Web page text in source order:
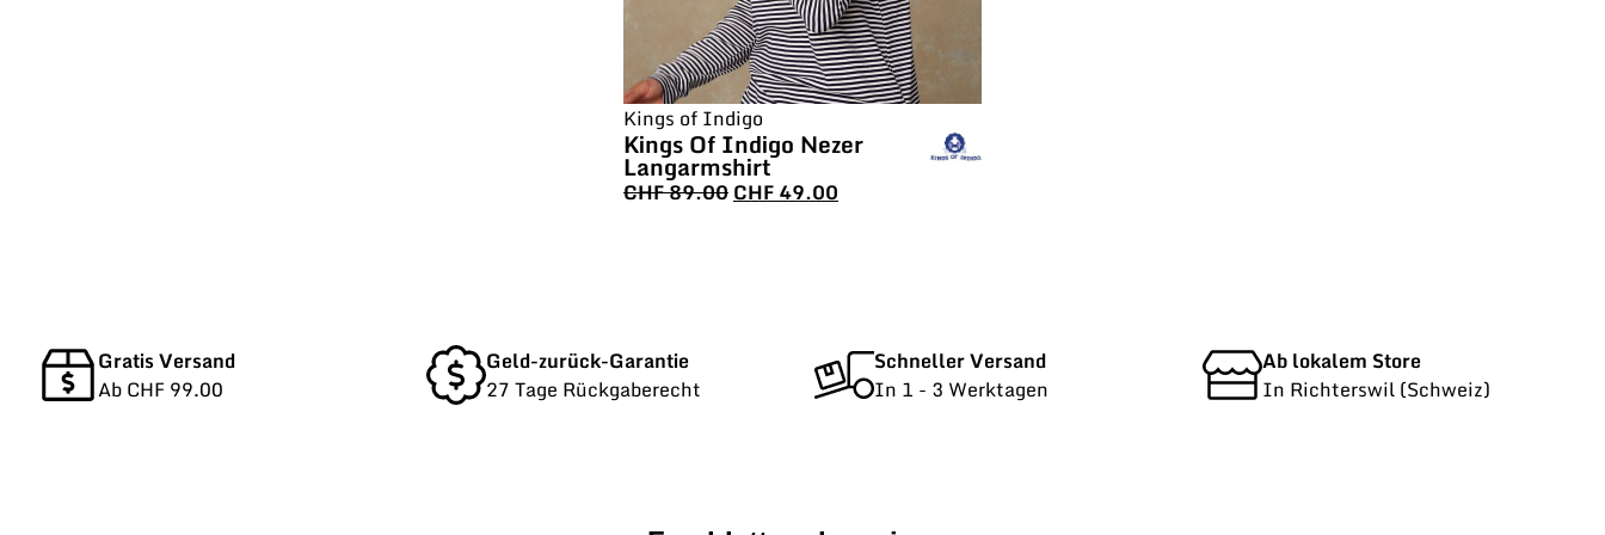
Kings of Indigo
Kings Of Indigo Nezer
Langarmshirt
CHF89.00CHF49.00
Gratis Versand
Ab CHF 99.00
Geld-zurück-Garantie
27 Tage Rückgaberecht
Schneller Versand
In 1 - 3 Werktagen
Ab lokalem Store
In Richterswil (Schweiz)